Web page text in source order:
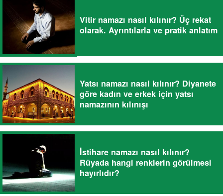
Vitir namazı nasıl kılınır? Üç rekat
olarak. Ayrıntılarla ve pratik anlatım
Yatsı namazı nasıl kılınır? Diyanete
göre kadın ve erkek için yatsı
namazının kılınışı
İstihare namazı nasıl kılınır?
Rüyada hangi renklerin görülmesi
hayırlıdır?